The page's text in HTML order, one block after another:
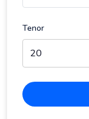
Tenor